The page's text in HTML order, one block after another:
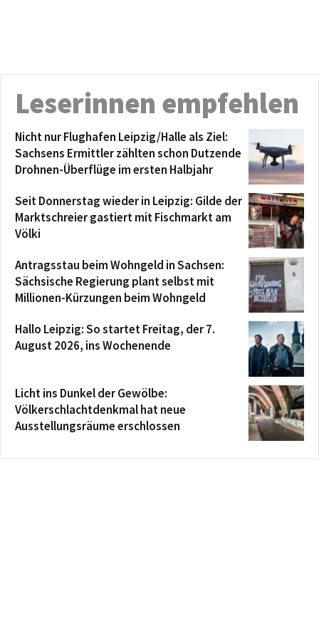
Leserinnen empfehlen
Nicht nur Flughafen Leipzig/Halle als Ziel:
Sachsens Ermittler zählten schon Dutzende
Drohnen-Überflüge im ersten Halbjahr
Seit Donnerstag wieder in Leipzig: Gilde der
Marktschreier gastiert mit Fischmarkt am
Völki
Antragsstau beim Wohngeld in Sachsen:
Sächsische Regierung plant selbst mit
Millionen-Kürzungen beim Wohngeld
Hallo Leipzig: So startet Freitag, der 7.
August 2026, ins Wochenende
Licht ins Dunkel der Gewölbe:
Völkerschlachtdenkmal hat neue
Ausstellungsräume erschlossen